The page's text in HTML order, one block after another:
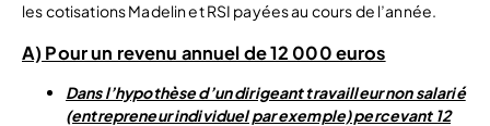
les cotisations Madelin et RSI payées au cours de l’année.
A) Pour un revenu annuel de 12 000 euros
Dans l’hypothèse d’un dirigeant travailleur non salarié
(entrepreneur individuel par exemple) percevant 12